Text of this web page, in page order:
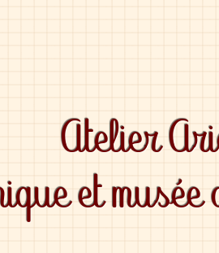
Atelier
et musée